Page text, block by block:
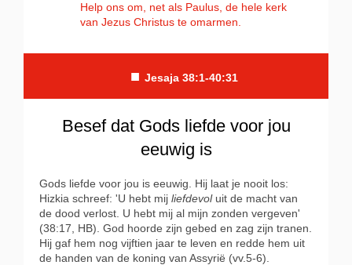
Help ons om, net als Paulus, de hele kerk
van Jezus Christus te omarmen.
■ Jesaja 38:1-40:31
Besef dat Gods liefde voor jou
eeuwig is
Gods liefde voor jou is eeuwig. Hij laat je nooit los:
Hizkia schreef: 'U hebt mij liefdevoluit de macht van
de dood verlost. U hebt mij al mijn zonden vergeven'
(38:17, HB). God hoorde zijn gebed en zag zijn tranen.
Hij gaf hem nog vijftien jaar te leven en redde hem uit
de handen van de koning van Assyrië (vv.5-6).